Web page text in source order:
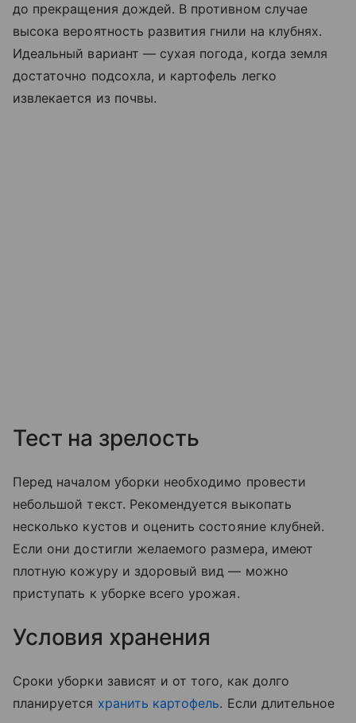
до прекращения дождей. В противном случае
высока вероятность развития гнили на клубнях.
Идеальный вариант — сухая погода, когда земля
достаточно подсохла, и картофель легко
извлекается из почвы.
Тест на зрелость
Перед началом уборки необходимо провести
небольшой текст. Рекомендуется выкопать
несколько кустов и оценить состояние клубней.
Если они достигли желаемого размера, имеют
плотную кожуру и здоровый вид — можно
приступать к уборке всего урожая.
Условия хранения
Сроки уборки зависят и от того, как долго
планируется хранить картофель. Если длительное